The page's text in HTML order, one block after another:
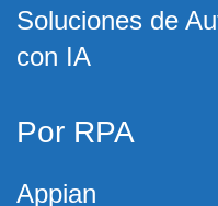
Soluciones de
con IA
Por RPA
Appian